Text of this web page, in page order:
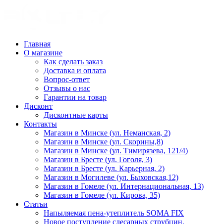
Главная
О магазине
Как сделать заказ
Доставка и оплата
Вопрос-ответ
Отзывы о нас
Гарантии на товар
Дисконт
Дисконтные карты
Контакты
Магазин в Минске (ул. Неманская, 2)
Магазин в Минске (ул. Скорины,8)
Магазин в Минске (ул. Тимирязева, 121/4)
Магазин в Бресте (ул. Гоголя, 3)
Магазин в Бресте (ул. Карьерная, 2)
Магазин в Могилеве (ул. Быховская,12)
Магазин в Гомеле (ул. Интернациональная, 13)
Магазин в Гомеле (ул. Кирова, 35)
Статьи
Напыляемая пена-утеплитель SOMA FIX
Новое поступление слесарных струбцин.